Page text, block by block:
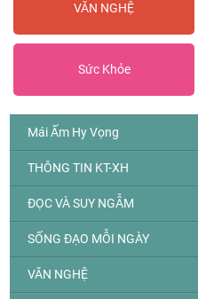
VĂN NGHỆ
Sức Khỏe
Mái Ấm Hy Vọng
THÔNG TIN KT-XH
ĐỌC VÀ SUY NGẪM
SỐNG ĐẠO MỖI NGÀY
VĂN NGHỆ